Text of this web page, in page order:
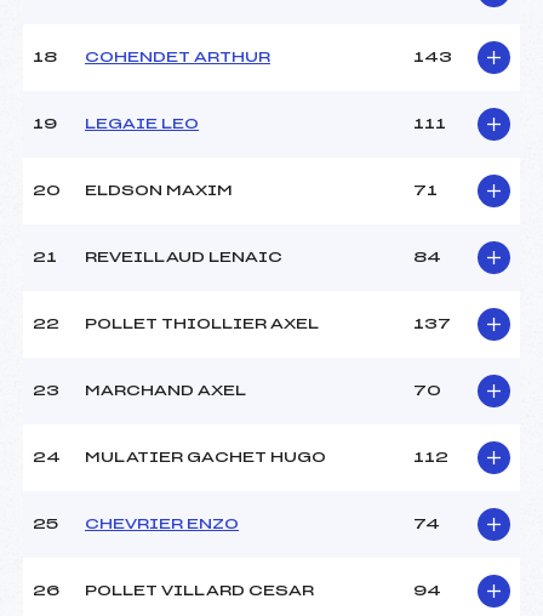
18 COHENDET ARTHUR 143
19 LEGAIE LEO 111
20 ELDSON MAXIM 71
21 REVEILLAUD LENAIC 84
22 POLLET THIOLLIER AXEL 137
23 MARCHAND AXEL 70
24 MULATIER GACHET HUGO 112
25 CHEVRIER ENZO 74
26 POLLET VILLARD CESAR 94